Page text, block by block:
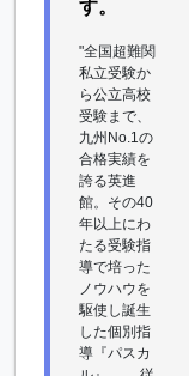
す。
"全国超難関
私立受験か
ら公立高校
受験まで、
九州No.1の
合格実績を
誇る英進
館。その40
年以上にわ
たる受験指
導で培った
ノウハウを
駆使し誕生
した個別指
導『パスカ